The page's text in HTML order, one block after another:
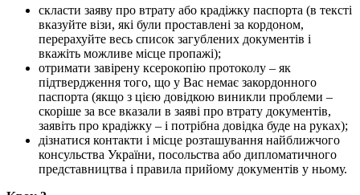
скласти заяву про втрату або крадіжку паспорта (в тексті
вказуйте візи, які були проставлені за кордоном,
перерахуйте весь список загублених документів і
вкажіть можливе місце пропажі);
отримати завірену ксерокопію протоколу – як
підтвердження того, що у Вас немає закордонного
паспорта (якщо з цією довідкою виникли проблеми –
скоріше за все вказали в заяві про втрату документів,
заявіть про крадіжку – і потрібна довідка буде на руках);
дізнатися контакти і місце розташування найближчого
консульства України, посольства або дипломатичного
представництва і правила прийому документів у ньому.